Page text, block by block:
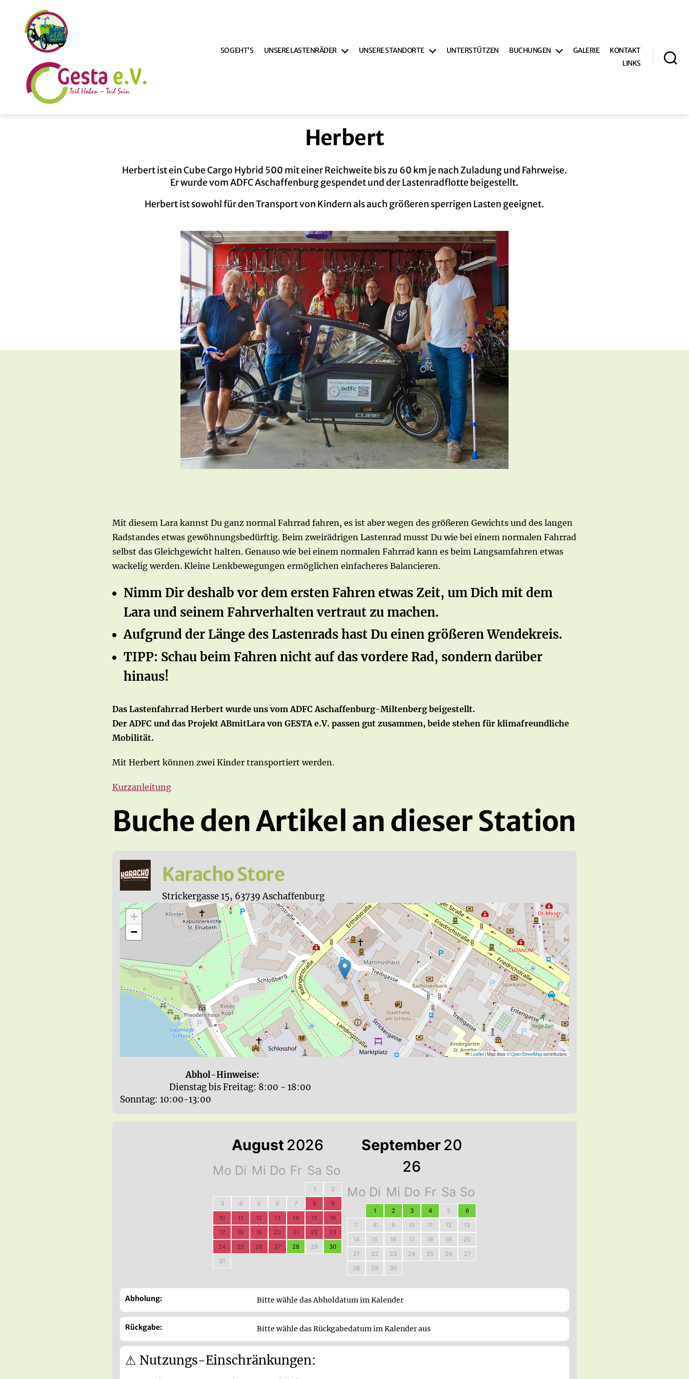
ABmitLara
SO GEHT’S UNSERE LASTENRÄDER UNSERE STANDORTE UNTERSTÜTZEN BUCHUNGEN GALERIE
KONTAKT
LINKS
Herbert
Herbert ist ein Cube Cargo Hybrid 500 mit einer Reichweite bis zu 60 km je nach Zuladung und Fahrweise.
Er wurde vom ADFC Aschaffenburg gespendet und der Lastenradflotte beigestellt.
Herbert ist sowohl für den Transport von Kindern als auch größeren sperrigen Lasten geeignet.
Mit diesem Lara kannst Du ganz normal Fahrrad fahren, es ist aber wegen des größeren Gewichts und des langen
Radstandes etwas gewöhnungsbedürftig. Beim zweirädrigen Lastenrad musst Du wie bei einem normalen Fahrrad
selbst das Gleichgewicht halten. Genauso wie bei einem normalen Fahrrad kann es beim Langsamfahren etwas
wackelig werden. Kleine Lenkbewegungen ermöglichen einfacheres Balancieren.
Nimm Dir deshalb vor dem ersten Fahren etwas Zeit, um Dich mit dem
Lara und seinem Fahrverhalten vertraut zu machen.
Aufgrund der Länge des Lastenrads hast Du einen größeren Wendekreis.
TIPP: Schau beim Fahren nicht auf das vordere Rad, sondern darüber
hinaus!
Das Lastenfahrrad Herbert wurde uns vom ADFC Aschaffenburg-Miltenberg beigestellt.
Der ADFC und das Projekt ABmitLara von GESTA e.V. passen gut zusammen, beide stehen für klimafreundliche
Mobilität.
Mit Herbert können zwei Kinder transportiert werden.
Kurzanleitung
Buche den Artikel an dieser Station
Karacho Store
Strickergasse 15, 63739 Aschaffenburg
+
−
Leaflet|Map data ©OpenStreetMapcontributors
Abhol-Hinweise:
August 2026
Mo Di Mi Do Fr Sa So
1
2
3
4 5 6 7 8
9
10
11 12 13 14 15
16
17
18 19 20 21 22
23
24
25 26 27 28 29
30
31
September 20
26
Mo Di Mi Do Fr Sa So
1 2 3 4 5
6
7
8 9 10 11 12
13
14
15 16 17 18 19
20
21
22 23 24 25 26
27
28
29 30
Abholung: Bitte wähle das Abholdatum im Kalender
Rückgabe: Bitte wähle das Rückgabedatum im Kalender aus
⚠ Nutzungs-Einschränkungen: